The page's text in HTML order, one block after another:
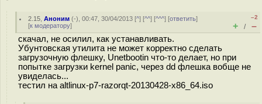
2.15 ,Аноним (-), 00:47, 30/04/2013 [^] [^^] [^^^] [ответить]
[к модератору]
–2
+ / –
скачал, не осилил, как устанавливать.
Убунтовская утилита не может корректно сделать
загрузочную флешку, Unetbootin что-то делает, но при
попытке загрузки kernel panic, через dd флешка вобще не
увиделась...
тестил на altlinux-p7-razorqt-20130428-x86_64.iso